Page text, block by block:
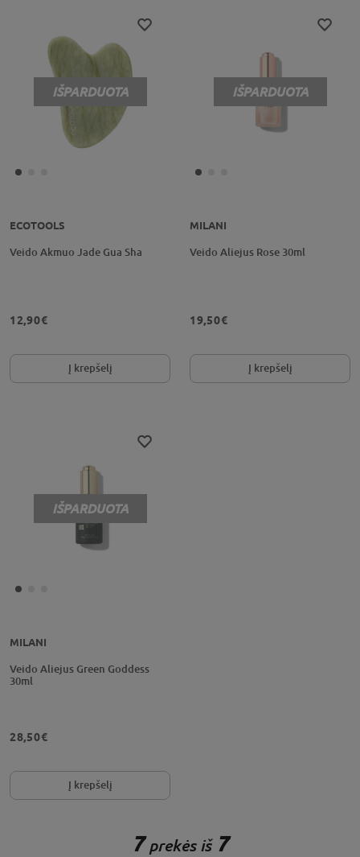
IŠPARDUOTA
ECOTOOLS
Veido Akmuo Jade Gua Sha
12,90€
Į krepšelį
IŠPARDUOTA
MILANI
Veido Aliejus Rose 30ml
19,50€
Į krepšelį
IŠPARDUOTA
MILANI
Veido Aliejus Green Goddess
30ml
28,50€
Į krepšelį
7prekės iš7